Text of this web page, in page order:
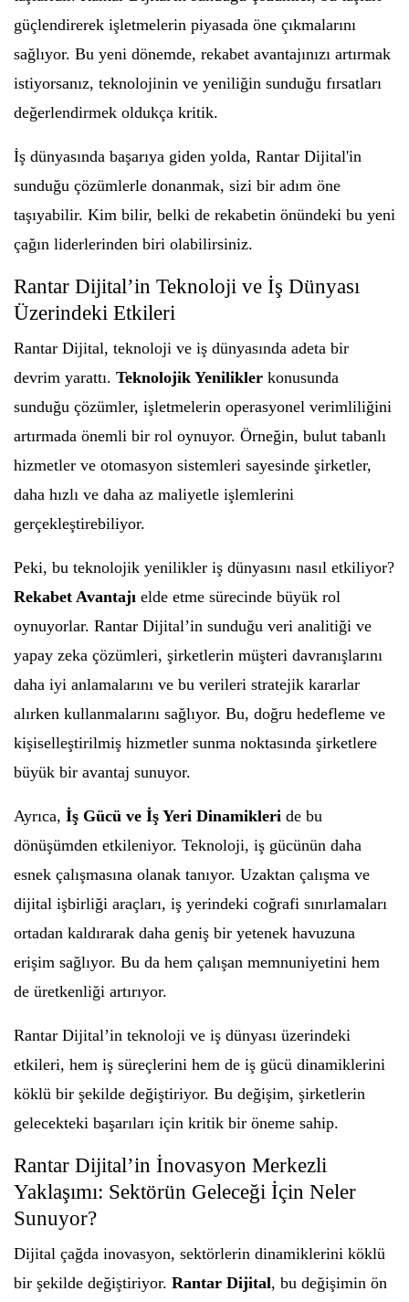
güçlendirerek işletmelerin piyasada öne çıkmalarını
sağlıyor. Bu yeni dönemde, rekabet avantajınızı artırmak
istiyorsanız, teknolojinin ve yeniliğin sunduğu fırsatları
değerlendirmek oldukça kritik.
İş dünyasında başarıya giden yolda, Rantar Dijital'in
sunduğu çözümlerle donanmak, sizi bir adım öne
taşıyabilir. Kim bilir, belki de rekabetin önündeki bu yeni
çağın liderlerinden biri olabilirsiniz.
Rantar Dijital’in Teknoloji ve İş Dünyası
Üzerindeki Etkileri
Rantar Dijital, teknoloji ve iş dünyasında adeta bir
devrim yarattı. Teknolojik Yenilikler konusunda
sunduğu çözümler, işletmelerin operasyonel verimliliğini
artırmada önemli bir rol oynuyor. Örneğin, bulut tabanlı
hizmetler ve otomasyon sistemleri sayesinde şirketler,
daha hızlı ve daha az maliyetle işlemlerini
gerçekleştirebiliyor.
Peki, bu teknolojik yenilikler iş dünyasını nasıl etkiliyor?
Rekabet Avantajı elde etme sürecinde büyük rol
oynuyorlar. Rantar Dijital’in sunduğu veri analitiği ve
yapay zeka çözümleri, şirketlerin müşteri davranışlarını
daha iyi anlamalarını ve bu verileri stratejik kararlar
alırken kullanmalarını sağlıyor. Bu, doğru hedefleme ve
kişiselleştirilmiş hizmetler sunma noktasında şirketlere
büyük bir avantaj sunuyor.
Ayrıca, İş Gücü ve İş Yeri Dinamikleri de bu
dönüşümden etkileniyor. Teknoloji, iş gücünün daha
esnek çalışmasına olanak tanıyor. Uzaktan çalışma ve
dijital işbirliği araçları, iş yerindeki coğrafi sınırlamaları
ortadan kaldırarak daha geniş bir yetenek havuzuna
erişim sağlıyor. Bu da hem çalışan memnuniyetini hem
de üretkenliği artırıyor.
Rantar Dijital’in teknoloji ve iş dünyası üzerindeki
etkileri, hem iş süreçlerini hem de iş gücü dinamiklerini
köklü bir şekilde değiştiriyor. Bu değişim, şirketlerin
gelecekteki başarıları için kritik bir öneme sahip.
Rantar Dijital’in İnovasyon Merkezli
Yaklaşımı: Sektörün Geleceği İçin Neler
Sunuyor?
Dijital çağda inovasyon, sektörlerin dinamiklerini köklü
bir şekilde değiştiriyor. Rantar Dijital, bu değişimin ön